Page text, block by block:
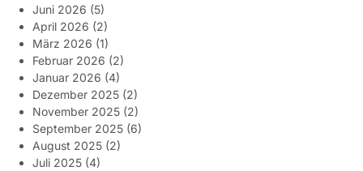
Juni 2026 (5)
April 2026 (2)
März 2026 (1)
Februar 2026 (2)
Januar 2026 (4)
Dezember 2025 (2)
November 2025 (2)
September 2025 (6)
August 2025 (2)
Juli 2025 (4)